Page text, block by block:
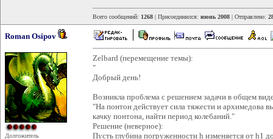
Всего сообщений: 1268 | Присоединился: июнь 2008 | Отправлено:
Roman Osipov
Долгожитель
Zelbard (перемещение темы):
"
Добрый день!
Возникла проблема с решением задачи в общем
"На понтон действует сила тяжести и архимедова
качку понтона, найти период колебаний."
Решение (неверное):
Пусть глубина погруженности h изменяется от h1